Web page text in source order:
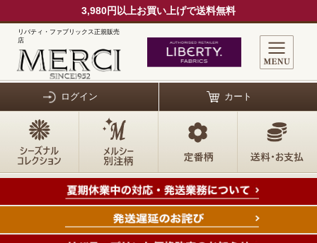
3,980円以上お買い上げで送料無料
リバティ・ファブリックス正規販売
店
ログイン カート